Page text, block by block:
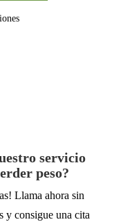
servicio
peso?
Llama ahora sin
y consigue una cita